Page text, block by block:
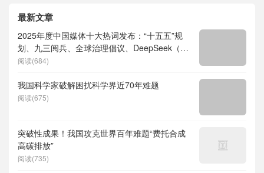
最新文章
2025年度中国媒体十大热词发布：“十五五”规
划、九三阅兵、全球治理倡议、DeepSeek（深
度求索）、人形机器人、苏超、票根经济、育
阅读(684)
我国科学家破解困扰科学界近70年难题
阅读(675)
突破性成果！我国攻克世界百年难题“费托合成
高碳排放”
阅读(735)